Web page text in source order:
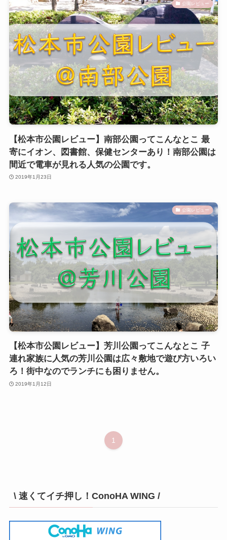
公園レビュー
【松本市公園レビュー】南部公園ってこんなとこ 最
寄にイオン、図書館、保健センターあり！南部公園は
間近で電車が見れる人気の公園です。
2019年1月23日
公園レビュー
【松本市公園レビュー】芳川公園ってこんなとこ 子
連れ家族に人気の芳川公園は広々敷地で遊び方いろい
ろ！街中なのでランチにも困りません。
2019年1月12日
1
\ 速くてイチ押し！ConoHA WING /